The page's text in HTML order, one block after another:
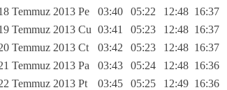
Temmuz 2013 Pe
03:40 05:22 12:48 16:37
Temmuz 2013 Cu 03:41 05:23 12:48 16:37
Temmuz 2013 Ct
03:42 05:23 12:48 16:37
Temmuz 2013 Pa
03:43 05:24 12:48 16:36
Temmuz 2013 Pt
03:45 05:25 12:49 16:36